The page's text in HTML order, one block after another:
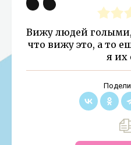
Вижу людей
что вижу это, а то
я их